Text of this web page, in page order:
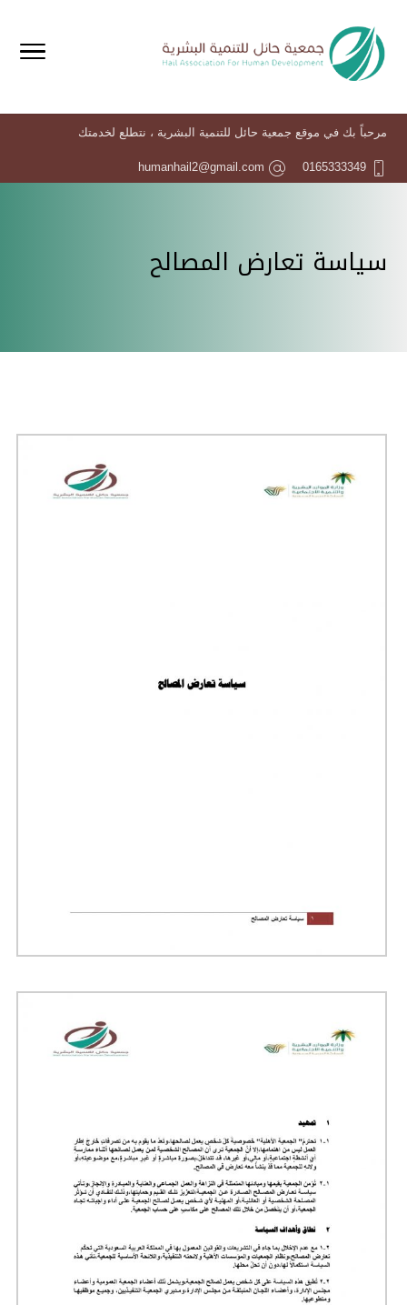
مرحباً بك في موقع جمعية حائل للتنمية البشرية ، نتطلع لخدمتك
0165333349
humanhail2@gmail.com
سياسة تعارض المصالح